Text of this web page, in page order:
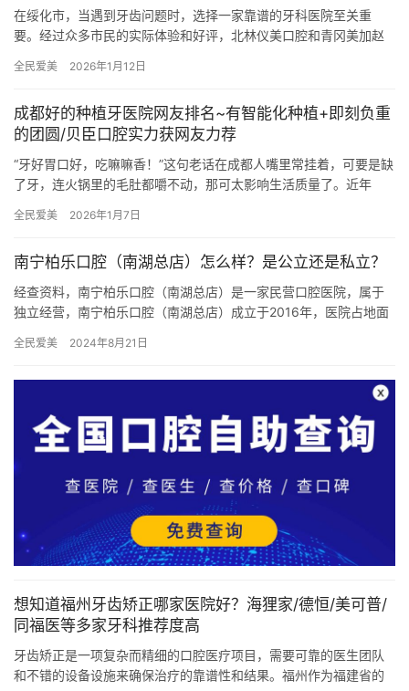
在绥化市，当遇到牙齿问题时，选择一家靠谱的牙科医院至关重
要。经过众多市民的实际体验和好评，北林仪美口腔和青冈美加赵
绍一下这…
全民爱美 2026年1月12日
成都好的种植牙医院网友排名~有智能化种植+即刻负重
的团圆/贝臣口腔实力获网友力荐
“牙好胃口好，吃嘛嘛香！”这句老话在成都人嘴里常挂着，可要是缺
了牙，连火锅里的毛肚都嚼不动，那可太影响生活质量了。近年
技让…
全民爱美 2026年1月7日
南宁柏乐口腔（南湖总店）怎么样？是公立还是私立？
经查资料，南宁柏乐口腔（南湖总店）是一家民营口腔医院，属于
独立经营，南宁柏乐口腔（南湖总店）成立于2016年，医院占地面
全民爱美 2024年8月21日
想知道福州牙齿矫正哪家医院好？海狸家/德恒/美可普/
同福医等多家牙科推荐度高
牙齿矫正是一项复杂而精细的口腔医疗项目，需要可靠的医生团队
和不错的设备设施来确保治疗的靠谱性和结果。福州作为福建省的